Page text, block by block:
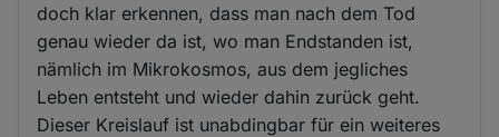
doch klar erkennen, dass man nach dem Tod
genau wieder da ist, wo man Endstanden ist,
nämlich im Mikrokosmos, aus dem jegliches
Leben entsteht und wieder dahin zurück geht.
Dieser Kreislauf ist unabdingbar für ein weiteres